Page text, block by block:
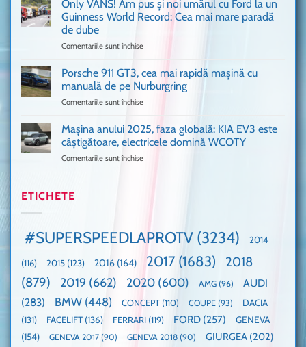
mașină
Ferrari
mulți
în
UK,
nevoie
de
Only VANS! Am pus și noi umărul cu Ford la un
Guinness World Record: Cea mai mare paradă
de dube
Comentariile sunt închise
VANS!
Am
pus
umărul
cu
mai
mare
paradă
de
dube
Porsche 911 GT3, cea mai rapidă mașină cu
manuală de pe Nurburgring
Comentariile sunt închise
911
GT3,
cea
pe
Nurburgring
Mașina anului 2025, faza globală: KIA EV3 este
câștigătoare, electricele domină WCOTY
Comentariile sunt închise
EV3
câștigătoare,
domină
WCOTY
ETICHETE
#SUPERSPEEDLAPROTV (3234) 2014
(116) 2015 (123) 2016 (164) 2017 (1683)
2018
(879)
2019 (662) 2020 (600) AMG (96)
AUDI
(283)
BMW (448) CONCEPT (110) COUPE (93)
DACIA
(131)
FACELIFT (136) FERRARI (119) FORD (257)
GENEVA
(154)
GENEVA 2017 (90) GENEVA 2018 (90) GIURGEA (202)